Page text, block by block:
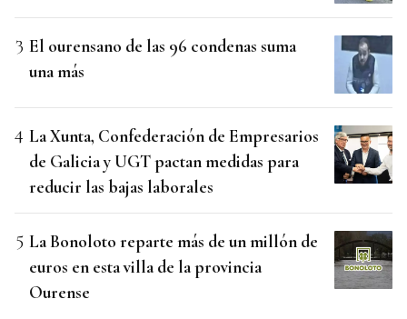
El ourensano de las 96 condenas suma
una más
La Xunta, Confederación de Empresarios
de Galicia y UGT pactan medidas para
reducir las bajas laborales
La Bonoloto reparte más de un millón de
euros en esta villa de la provincia
Ourense